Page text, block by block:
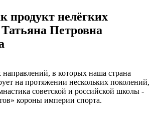
продукт нелёгких
Петровна
в которых наша страна
на протяжении нескольких поколений,
советской и российской школы -
короны империи спорта.